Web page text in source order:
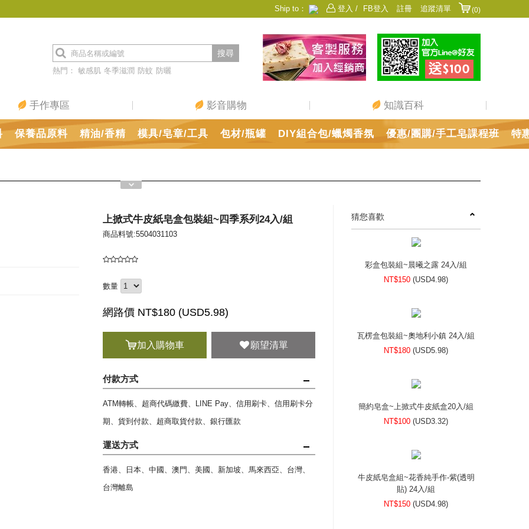
登入 / FB登入 註冊 追蹤清單
Ship to：
香港 日本 中國
澳門 美國 新加坡
熱門： 敏感肌 冬季滋潤 防蚊 防曬
搜尋
保養品原料 精油/香精 模具/皂章/工具 包材/瓶罐 DIY組合包/蠟燭香氛 優惠/團購/手工皂課程班 特
(0)
手作專區 影音購物 知識百科
上掀式牛皮紙皂盒包裝組~四季系列24入/組
商品料號:5504031103
數量
網路價 NT$180 (USD5.98)
加入購物車 願望清單
付款方式
ATM轉帳、超商代碼繳費、LINE Pay、信用刷卡、信用刷卡分
期、貨到付款、超商取貨付款、銀行匯款
運送方式
香港、日本、中國、澳門、美國、新加坡、馬來西亞、台灣、
台灣離島
猜您喜歡
彩盒包裝組~晨曦之露 24入/組
NT$150 (USD4.98)
瓦楞盒包裝組~奧地利小鎮 24入/組
NT$180 (USD5.98)
簡約皂盒~上掀式牛皮紙盒20入/組
NT$100 (USD3.32)
牛皮紙皂盒組~花香純手作-紫(透明
貼) 24入/組
NT$150 (USD4.98)